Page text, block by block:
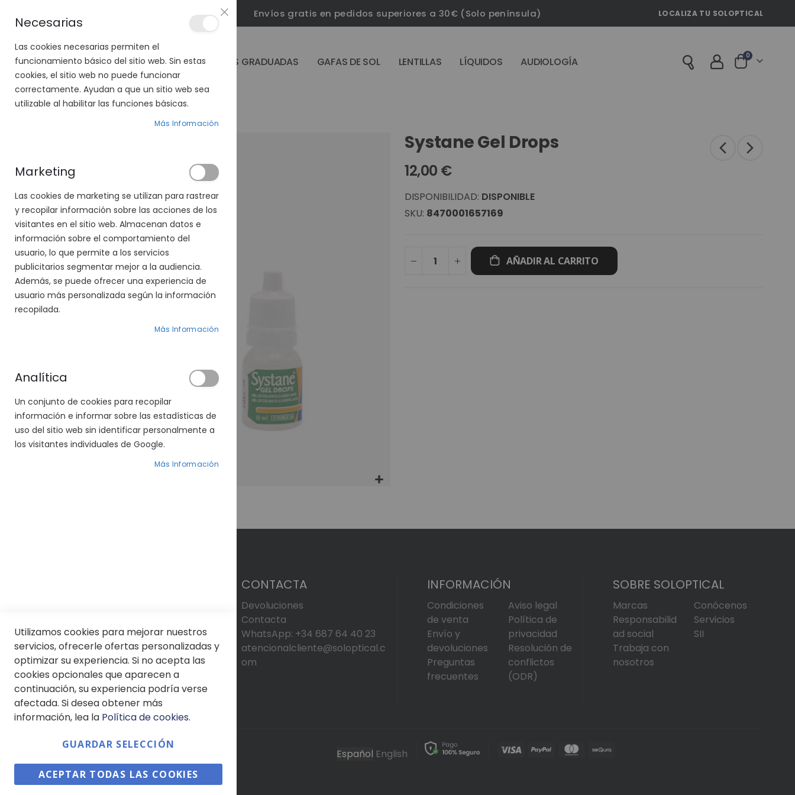
Envíos gratis en pedidos superiores a 30€ (Solo península) LOCALIZA TU SOLOPTICAL
GAFAS GRADUADAS GAFAS DE SOL LENTILLAS LÍQUIDOS AUDIOLOGÍA Cart
0artículos
final
la
galería
de
imágenes
Systane Gel Drops
12,00 €
DISPONIBILIDAD: DISPONIBLE
SKU 8470001657169
AÑADIR AL CARRITO
CONTACTA
Devoluciones
Contacta
WhatsApp: +34 687 64 40 23
atencionalcliente@soloptical.c
om
INFORMACIÓN
Condiciones
de venta
Envío y
devoluciones
Preguntas
frecuentes
Aviso legal
Política de
privacidad
Resolución de
conflictos
(ODR)
SOBRE SOLOPTICAL
Marcas
Responsabilid
ad social
Trabaja con
nosotros
Conócenos
Servicios
SII
© Soloptical 2026 Español English
Necesarias
Las cookies necesarias permiten el
funcionamiento básico del sitio web. Sin estas
cookies, el sitio web no puede funcionar
correctamente. Ayudan a que un sitio web sea
utilizable al habilitar las funciones básicas.
Más Información
Marketing
Las cookies de marketing se utilizan para rastrear
y recopilar información sobre las acciones de los
visitantes en el sitio web. Almacenan datos e
información sobre el comportamiento del
usuario, lo que permite a los servicios
publicitarios segmentar mejor a la audiencia.
Además, se puede ofrecer una experiencia de
usuario más personalizada según la información
recopilada.
Más Información
Analítica
Un conjunto de cookies para recopilar
información e informar sobre las estadísticas de
uso del sitio web sin identificar personalmente a
los visitantes individuales de Google.
Más Información
Utilizamos cookies para mejorar nuestros
servicios, ofrecerle ofertas personalizadas y
optimizar su experiencia. Si no acepta las
cookies opcionales que aparecen a
continuación, su experiencia podría verse
afectada. Si desea obtener más
información, lea la Política de cookies.
GUARDAR SELECCIÓN
ACEPTAR TODAS LAS COOKIES